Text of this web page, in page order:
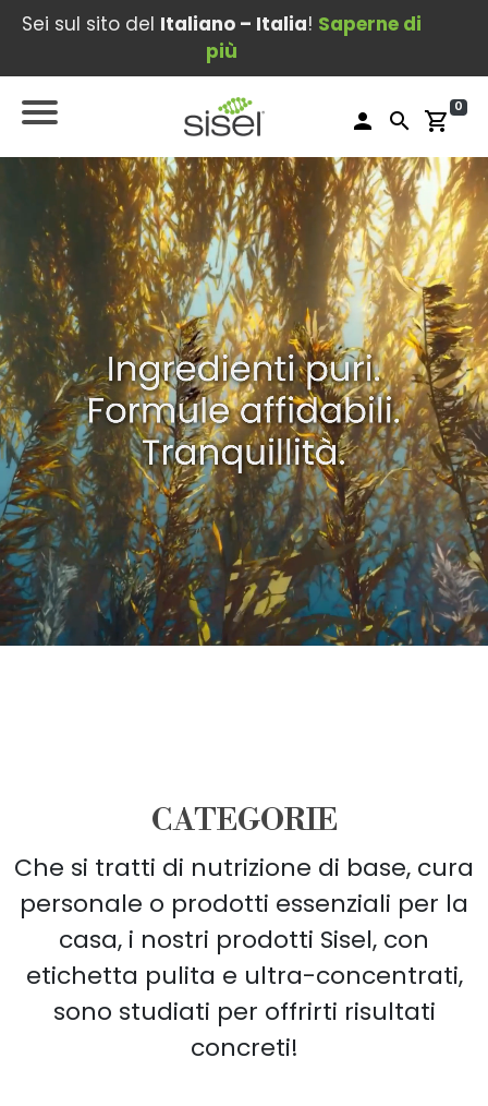
Sei sul sito del Italiano – Italia! Saperne di
più
person search shopping_cart
0
CATEGORIE
Che si tratti di nutrizione di base, cura
personale o prodotti essenziali per la
casa, i nostri prodotti Sisel, con
etichetta pulita e ultra-concentrati,
sono studiati per offrirti risultati
concreti!